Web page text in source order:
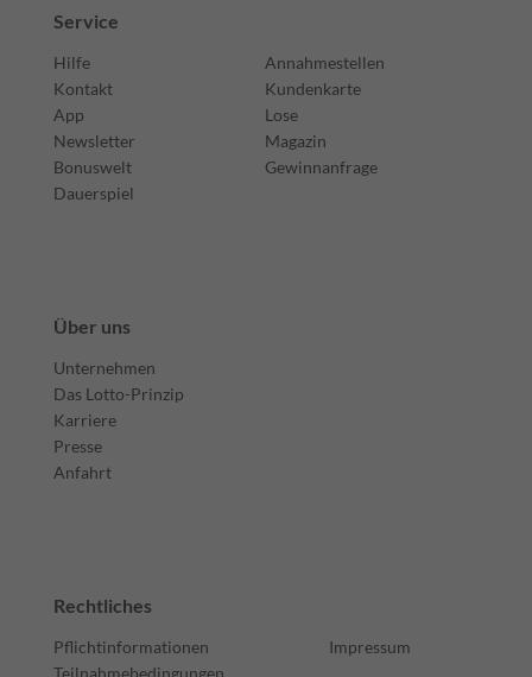
Service
Hilfe
Kontakt
App
Newsletter
Bonuswelt
Dauerspiel
Annahmestellen
Kundenkarte
Lose
Magazin
Gewinnanfrage
Über uns
Unternehmen
Das Lotto-Prinzip
Karriere
Presse
Anfahrt
Rechtliches
Pflichtinformationen
Teilnahmebedingungen
Impressum